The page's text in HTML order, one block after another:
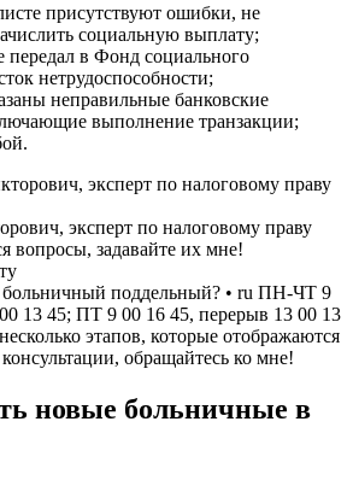
присутствуют ошибки, не
социальную выплату;
передал в Фонд социального
нетрудоспособности;
неправильные банковские
выполнение транзакции;
эксперт по налоговому праву
вопросы, задавайте их мне!
больничный поддельный? • ru ПН-ЧТ 9
13 45; ПТ 9 00 16 45, перерыв 13 00 13
этапов, которые отображаются
обращайтесь ко мне!
новые больничные в